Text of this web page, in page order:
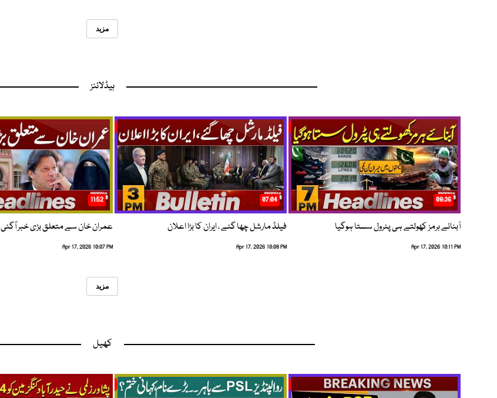
مزید
ہیڈلائنز
08:36
آبنائے ہرمز کھولتے ہی پٹرول سستا ہوگیا
Apr 17, 2026 10:11 PM
07:04
فیلڈ مارشل چھا گئے ، ایران کا بڑا اعلان
Apr 17, 2026 10:08 PM
11:52
عمران خان سے متعلق بڑی خبر آگئی
Apr 17, 2026 10:07 PM
مزید
کھیل